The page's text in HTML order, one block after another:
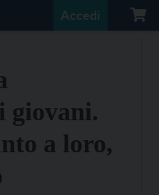
Accedi
giovani.
a loro,